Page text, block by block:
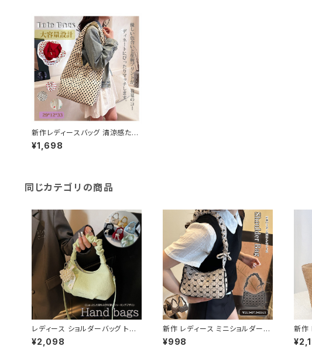
新作レディースバッグ 清涼感たっ
ぷり 布製 大容量プリント ショルダ
ーバッグ手提げ旅行
¥1,698
同じカテゴリの商品
レディース ショルダーバッグ トー
トバッグ 肩掛け 大きめハートピー
ス きれいめ 可愛い
¥2,098
新作 レディース ミニショルダーバ
ッグ トートバッグ リボン 可愛い
お洒落
¥998
新作
ごバ
風 軽